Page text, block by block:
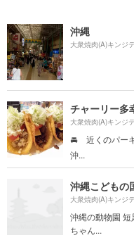
沖縄
大衆焼肉(A)キンジ
チャーリー多
大衆焼肉(A)キンジ
🚘 近くのパー
沖...
沖縄こどもの
大衆焼肉(A)キンジ
沖縄の動物園
ちゃん...